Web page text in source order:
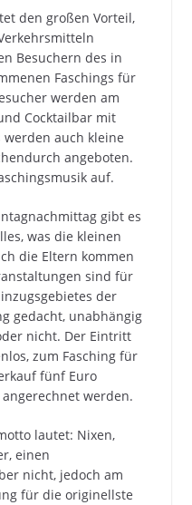
den großen Vorteil,
Besuchern des in
Faschings für
werden am
Cocktailbar mit
werden auch kleine
angeboten.
auf.
gibt es
was die kleinen
die Eltern kommen
sind für
der
gedacht, unabhängig
nicht. Der Eintritt
zum Fasching für
fünf Euro
werden.
lautet: Nixen,
einen
nicht, jedoch am
für die originellste